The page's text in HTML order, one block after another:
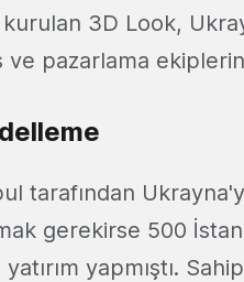
kurulan 3D Look,
ve pazarlama
tarafından
gerekirse 500
yatırım yapmıştı.